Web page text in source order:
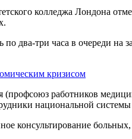
колледжа Лондона
два-три часа в очереди на
кризисом
(профсоюз работников
национальной
консультирование